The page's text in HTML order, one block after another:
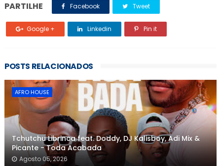
PARTILHE Facebook Tweet
Google + Linkedin Pin it
POSTS RELACIONADOS
AFRO HOUSE
Tchutchu Librinca feat. Doddy, DJ Kalisboy, Adi Mix &
Picante - Toda Acabada
Agosto 05, 2026